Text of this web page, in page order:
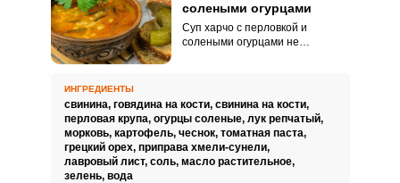
солеными огурцами
Суп харчо с перловкой и
солеными огурцами не
наших хозяек. Вкус харчо ему
придадут кислинка соленых
огурцов с соусом ткемали или
томатной пастой и, конечно,
грузинские специи: хмели-
сунели или уцхо-сунели.
ИНГРЕДИЕНТЫ
свинина, говядина на кости, свинина на кости,
перловая крупа, огурцы соленые, лук репчатый,
морковь, картофель, чеснок, томатная паста,
грецкий орех, приправа хмели-сунели,
лавровый лист, соль, масло растительное,
зелень, вода